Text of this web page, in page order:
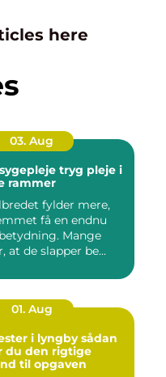
here
03. Aug
tryg pleje i
rammer
fylder mere,
få en endnu
Mange
at de slapper be...
01. Aug
i lyngby sådan
du den rigtige
til opgaven